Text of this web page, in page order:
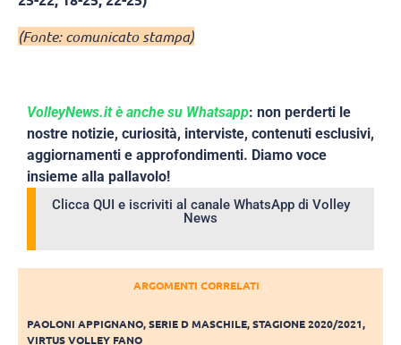
(Fonte: comunicato stampa)
VolleyNews.it è anche su Whatsapp: non perderti le
nostre notizie, curiosità, interviste, contenuti esclusivi,
aggiornamenti e approfondimenti. Diamo voce
insieme alla pallavolo!
Clicca QUI e iscriviti al canale WhatsApp di Volley
News
ARGOMENTI CORRELATI
PAOLONI APPIGNANO,SERIE D MASCHILE,STAGIONE 2020/2021,
VIRTUS VOLLEY FANO